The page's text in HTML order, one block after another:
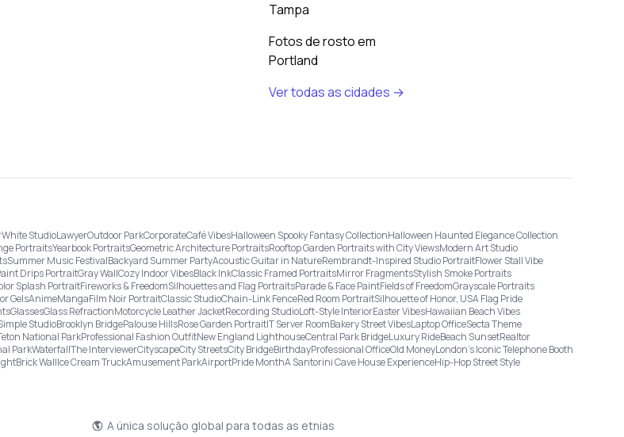
Tampa
Fotos de rosto em
Portland
Ver todas as cidades →
White StudioLawyerOutdoor ParkCorporateCafé VibesHalloween Spooky Fantasy CollectionHalloween Haunted Elegance Collection
PortraitsYearbook PortraitsGeometric Architecture PortraitsRooftop Garden Portraits with City ViewsModern Art Studio
Summer Music FestivalBackyard Summer PartyAcoustic Guitar in NatureRembrandt-Inspired Studio PortraitFlower Stall Vibe
Drips PortraitGray WallCozy Indoor VibesBlack InkClassic Framed PortraitsMirror FragmentsStylish Smoke Portraits
Splash PortraitFireworks & FreedomSilhouettes and Flag PortraitsParade & Face PaintFields of FreedomGrayscale Portraits
GelsAnimeMangaFilm Noir PortraitClassic StudioChain-Link FenceRed Room PortraitSilhouette of Honor, USA Flag Pride
GlassesGlass RefractionMotorcycle Leather JacketRecording StudioLoft-Style InteriorEaster VibesHawaiian Beach Vibes
StudioBrooklyn BridgePalouse HillsRose Garden PortraitIT Server RoomBakery Street VibesLaptop OfficeSecta Theme
National ParkProfessional Fashion OutfitNew England LighthouseCentral Park BridgeLuxury RideBeach SunsetRealtor
ParkWaterfallThe InterviewerCityscapeCity StreetsCity BridgeBirthdayProfessional OfficeOld MoneyLondon’s Iconic Telephone Booth
Brick WallIce Cream TruckAmusement ParkAirportPride MonthA Santorini Cave House ExperienceHip-Hop Street Style
A única solução global para todas as etnias